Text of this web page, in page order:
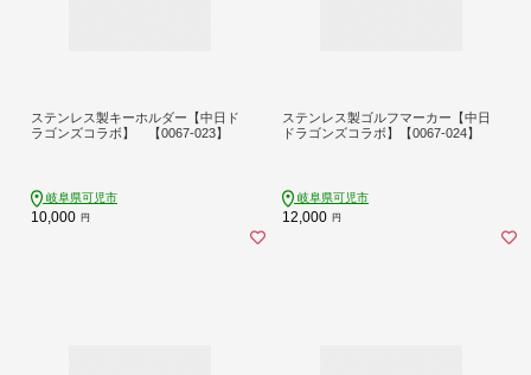
ステンレス製キーホルダー【中日ド
ラゴンズコラボ】 【0067-023】
岐阜県可児市
10,000 円
ステンレス製ゴルフマーカー【中日
ドラゴンズコラボ】【0067-024】
岐阜県可児市
12,000 円